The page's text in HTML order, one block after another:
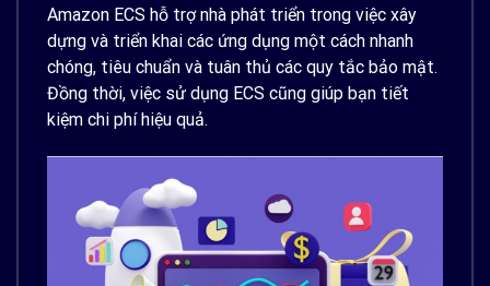
Amazon ECS hỗ trợ nhà phát triển trong việc xây
dựng và triển khai các ứng dụng một cách nhanh
chóng, tiêu chuẩn và tuân thủ các quy tắc bảo mật.
Đồng thời, việc sử dụng ECS cũng giúp bạn tiết
kiệm chi phí hiệu quả.